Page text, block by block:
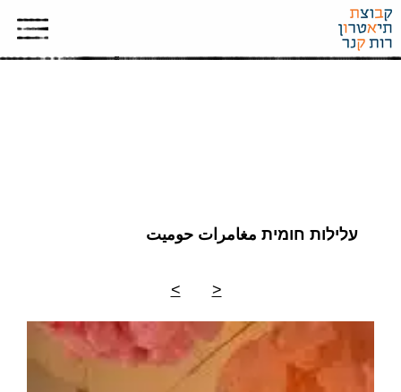
עלילות חומית مغامرات حوميت
<
>